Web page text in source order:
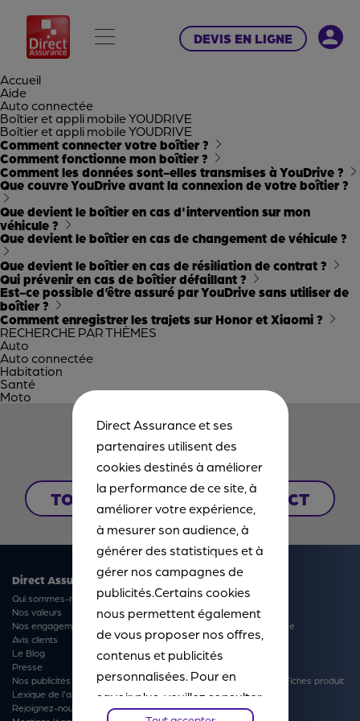
DEVIS EN LIGNE
Accueil
Aide
Auto connectée
Boîtier et appli mobile YOUDRIVE
Boîtier et appli mobile YOUDRIVE
Comment connecter votre boîtier ?
Comment fonctionne mon boîtier ?
Comment les données sont-elles transmises à YouDrive ?
Que couvre YouDrive avant la connexion de votre boîtier ?
Que devient le boîtier en cas d'intervention sur mon
véhicule ?
Que devient le boîtier en cas de changement de véhicule ?
Que devient le boîtier en cas de résiliation de contrat ?
Qui prévenir en cas de boîtier défaillant ?
Est-ce possible d’être assuré par YouDrive sans utiliser de
boîtier ?
Comment enregistrer les trajets sur Honor et Xiaomi ?
RECHERCHE PARTHÈMES
Auto
Auto connectée
Habitation
Santé
Moto
CONTACTEZ-NOUS
TOUS NOS POINTS DE CONTACT
Direct Assurance
Qui sommes-nous ?
Nos valeurs
Nos engagements
Avis clients
Le Blog
Presse
Nos publicités
Lexique de l'assurance
Rejoignez-nous
Produits
Nos offres du moment
Assurance Auto
Assurance Auto connectée
Assurance Habitation
Assurance Moto
Conditions Générales et Fiches produit
Direct Assurance et ses
partenaires utilisent des
cookies destinés à améliorer
la performance de ce site, à
améliorer votre expérience,
à mesurer son audience, à
générer des statistiques et à
gérer nos campagnes de
publicités.Certains cookies
nous permettent également
de vous proposer nos offres,
contenus et publicités
personnalisées. Pour en
savoir plus, veuillez consulter
notre
Chartes Cookies
. Vous